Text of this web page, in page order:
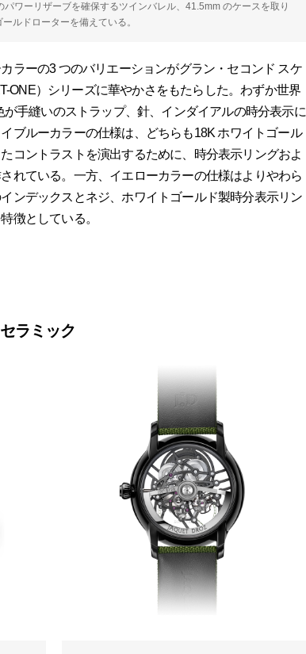
ワーリザーブを確保するツインバレル、41.5mm のケースを取り
ルドローターを備えている。
ラーの3 つのバリエーションがグラン・セコンド スケ
ONE）シリーズに華やかさをもたらした。わずか世界
手縫いのストラップ、針、インダイアルの時分表示に
ブルーカラーの仕様は、どちらも18K ホワイトゴール
コントラストを演出するために、時分表示リングおよ
れている。一方、イエローカラーの仕様はよりやわら
ンデックスとネジ、ホワイトゴールド製時分表示リン
徴としている。
ラミック